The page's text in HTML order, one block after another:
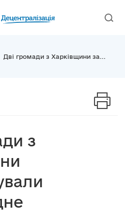
Дві громади з Харківщини за...
з